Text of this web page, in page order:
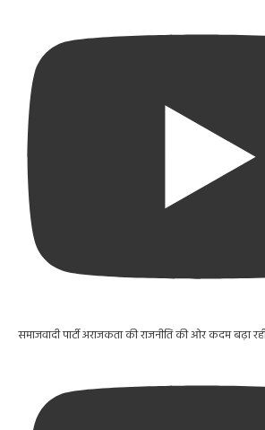
समाजवादी पार्टी अराजकता की राजनीति की ओर कदम बढ़ा